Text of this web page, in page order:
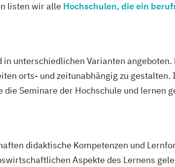
listen wir alle Hochschulen, die ein
unterschiedlichen Varianten
orts- und zeitunabhängig zu
Seminare der Hochschule und lernen
didaktische Kompetenzen und
Aspekte des Lernens